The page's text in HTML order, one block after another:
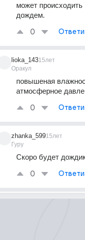
может происходить
дождем.
0
lioka_143
Оракул
15лет
повышеная
атмосферное
0
zhanka_599
Гуру
15лет
Скоро будет
0